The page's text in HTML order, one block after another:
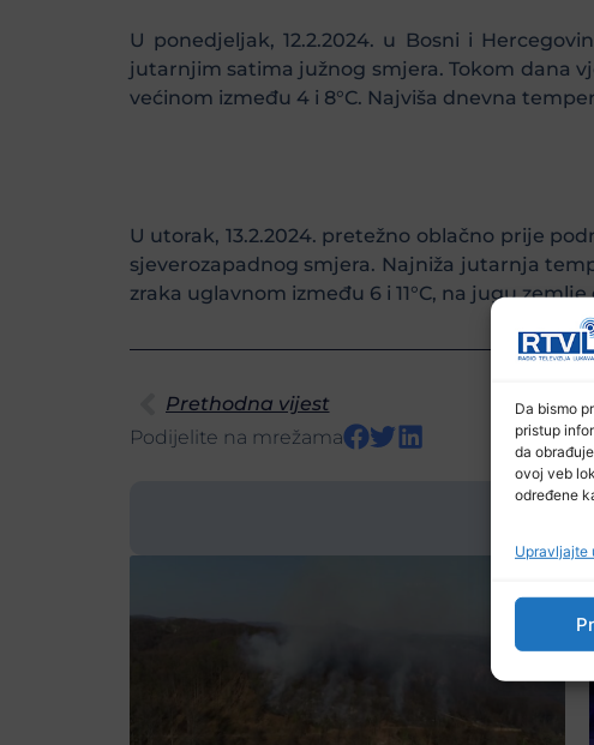
Da bismo
pristup
da
ovoj veb
određene
Upravljajte
U ponedjeljak, 12.2.2024. u Bosni i
jutarnjim satima južnog smjera. Tokom dana
većinom između 4 i 8°C. Najviša dnevna
U utorak, 13.2.2024. pretežno oblačno prije
sjeverozapadnog smjera. Najniža jutarnja
zraka uglavnom između 6 i 11°C, na jugu zemlje
Prethodna vijest
Podijelite na mrežama